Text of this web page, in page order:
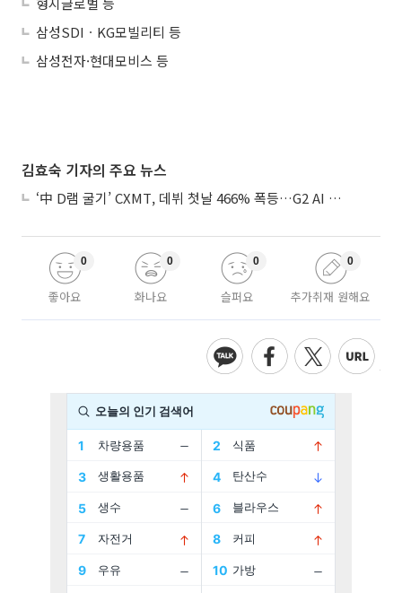
삼성SDIㆍKG모빌리티 등
삼성전자·현대모비스 등
김효숙 기자의 주요 뉴스
‘中 D램 굴기’ CXMT, 데뷔 첫날 466% 폭등…G2 AI 패권 ‘쩐의 전쟁’
좋아요
0
화나요
0
슬퍼요
0
추가취재 원해요
0